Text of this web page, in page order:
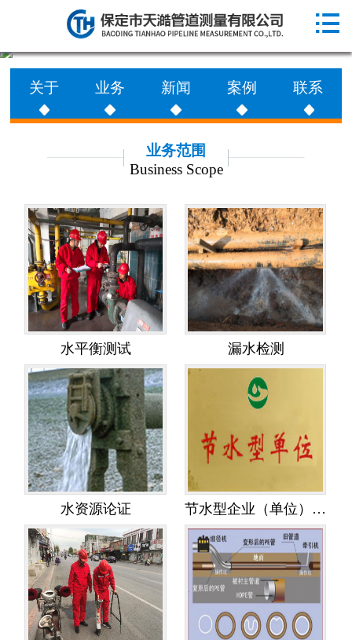
 网站首页
走进天澔
业务范围
联系天澔

关于 业务 新闻 案例 联系
业务范围
Business Scope
水平衡测试 漏水检测
水资源论证 节水型企业（单位）创建